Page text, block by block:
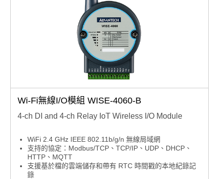
Wi-Fi無線I/O模組 WISE-4060-B
4-ch DI and 4-ch Relay IoT Wireless I/O Module
WiFi 2.4 GHz IEEE 802.11b/g/n 無線局域網
支持的協定：Modbus/TCP、TCP/IP、UDP、DHCP、
HTTP、MQTT
支援基於檔的雲端儲存和帶有 RTC 時間戳的本地紀錄記
錄